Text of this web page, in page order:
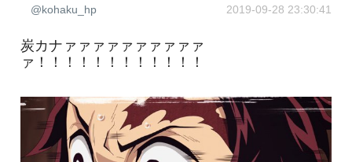
@kohaku_hp 2019-09-28 23:30:41
炭カナァァァァァァァァァァ
ァ！！！！！！！！！！！！